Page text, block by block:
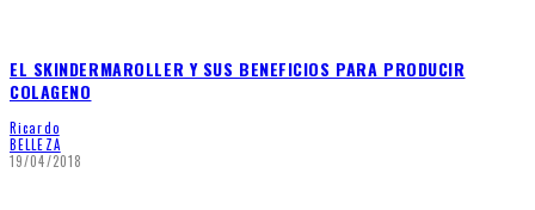
EL SKINDERMAROLLER Y SUS BENEFICIOS PARA PRODUCIR
COLAGENO
Ricardo
BELLEZA
19/04/2018